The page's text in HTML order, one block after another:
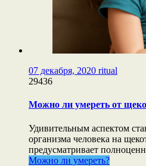
07 декабря, 2020 ritual
29436
Можно ли умереть от
Удивительным аспектом
организма человека на
предусматривает
Можно ли умереть?